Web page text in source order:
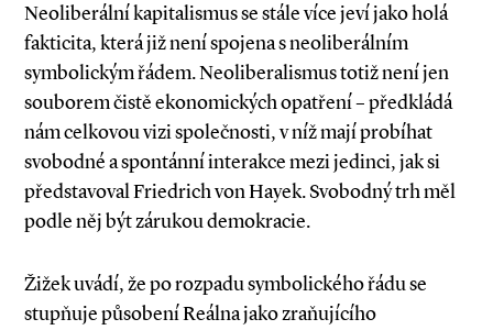
Neoliberální kapitalismus se stále více jeví jako holá
fakticita, která již není spojena s neoliberálním
symbolickým řádem. Neoliberalismus totiž není jen
souborem čistě ekonomických opatření – předkládá
nám celkovou vizi společnosti, v níž mají probíhat
svobodné a spontánní interakce mezi jedinci, jak si
představoval Friedrich von ­Hayek. Svobodný trh měl
podle něj být zárukou demokracie.
Žižek uvádí, že po rozpadu symbolického řádu se
stupňuje působení Reálna jako zraňujícího